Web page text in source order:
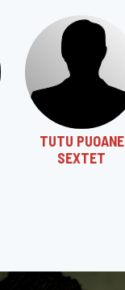
TUTU PUOANE
SEXTET